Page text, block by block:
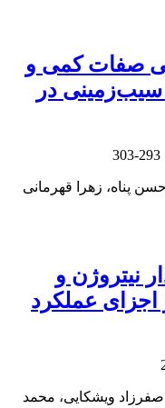
صفات کمی و
سیب‌زمینی در
293-303
پناه، زهرا قهرمانی
نیتروژن و
اجزای عملکرد
صفرزاد ویشکایی، محمد